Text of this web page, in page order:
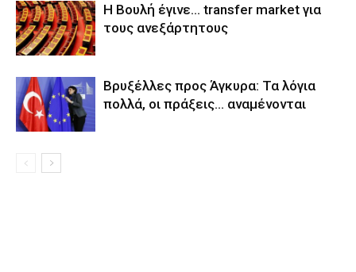
Η Βουλή έγινε… transfer market για
τους ανεξάρτητους
Βρυξέλλες προς Άγκυρα: Τα λόγια
πολλά, οι πράξεις… αναμένονται